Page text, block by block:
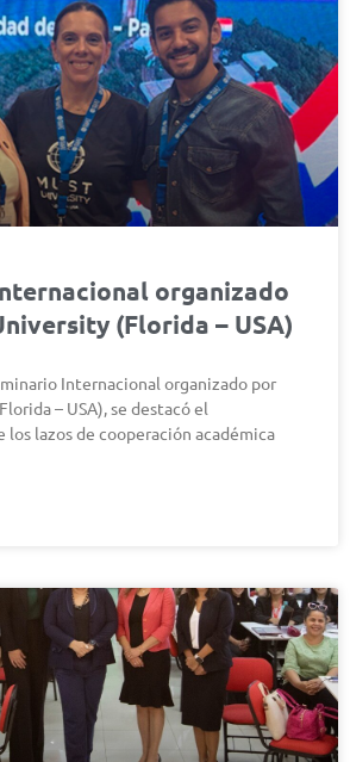
organizado
(Florida – USA)
Internacional organizado por
– USA), se destacó el
lazos de cooperación académica